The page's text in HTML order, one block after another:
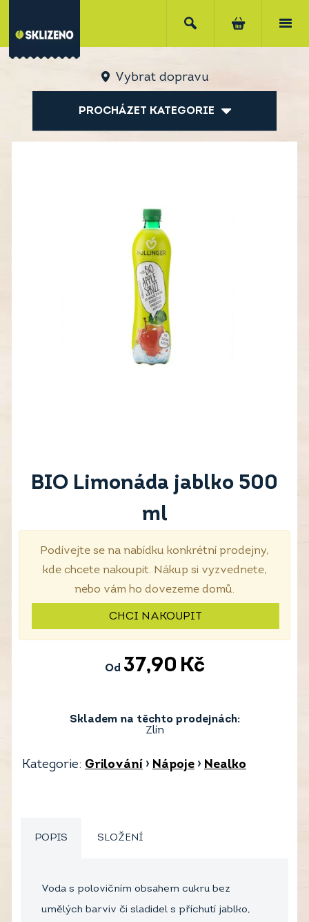
Vybrat dopravu
PROCHÁZET KATEGORIE
BIO Limonáda jablko 500
ml
Podívejte se na nabídku konkrétní prodejny,
kde chcete nakoupit. Nákup si vyzvednete,
nebo vám ho dovezeme domů.
CHCI NAKOUPIT
Od 37,90 Kč
Skladem na těchto prodejnách:
Zlín
Kategorie: Grilování › Nápoje › Nealko
POPIS SLOŽENÍ
Voda s polovičním obsahem cukru bez
umělých barviv či sladidel s příchutí jablko,